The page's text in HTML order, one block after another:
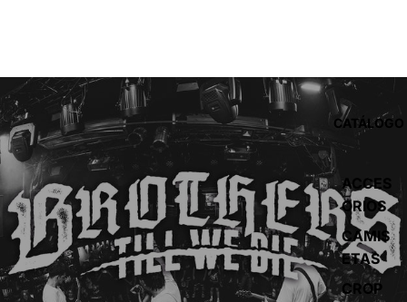
CATÁLOGO
ACCES
ORIOS
CAMIS
ETAS
CROP